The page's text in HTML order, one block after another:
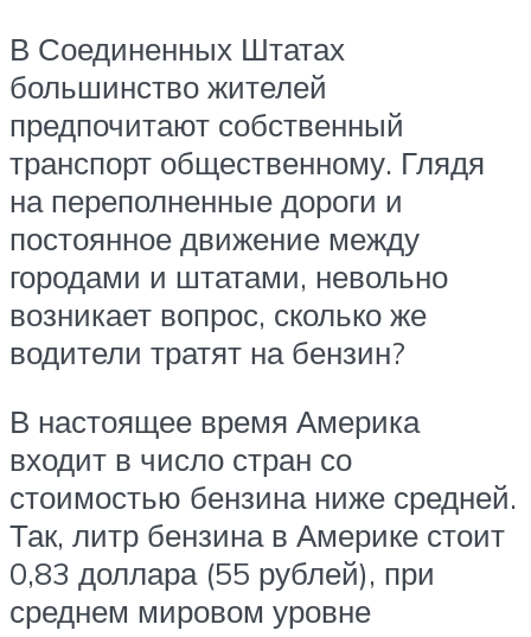
В Соединенных Штатах
большинство жителей
предпочитают собственный
транспорт общественному. Глядя
на переполненные дороги и
постоянное движение между
городами и штатами, невольно
возникает вопрос, сколько же
водители тратят на бензин?
В настоящее время Америка
входит в число стран со
стоимостью бензина ниже средней.
Так, литр бензина в Америке стоит
0,83 доллара (55 рублей), при
среднем мировом уровне